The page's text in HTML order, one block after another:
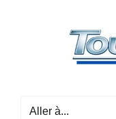
Aller à...